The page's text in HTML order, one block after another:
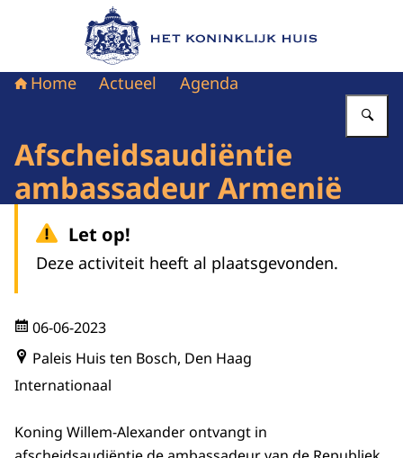
Naar de homepage van Het Koninklijk Huis
Home Actueel Agenda
Afscheidsaudiëntie
ambassadeur Armenië
Let op!
Deze activiteit heeft al plaatsgevonden.
06-06-2023
Paleis Huis ten Bosch, Den Haag
Internationaal
Koning Willem-Alexander ontvangt in